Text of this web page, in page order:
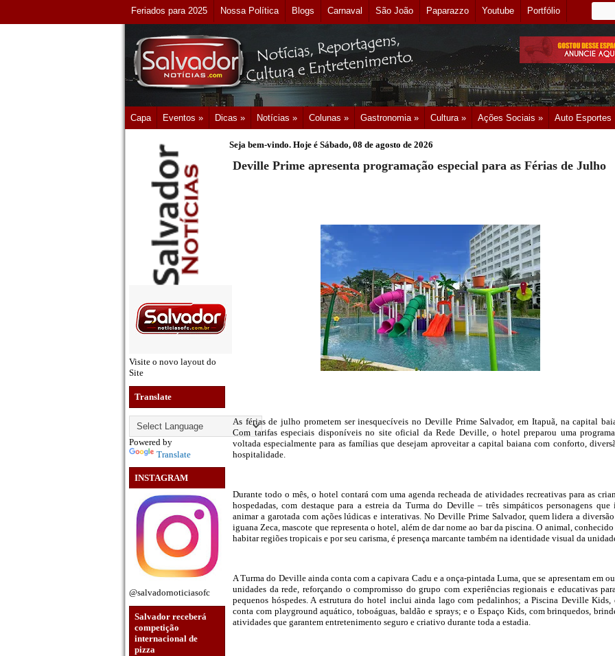
Feriados para 2025 Nossa Política Blogs Carnaval São João Paparazzo Youtube Portfólio
Capa Eventos » Dicas » Notícias » Colunas » Gastronomia » Cultura » Ações Sociais » Auto Esportes
Visite o novo layout do
Site
Translate
Powered by
Translate
INSTAGRAM
@salvadornoticiasofc
Salvador receberá
competição
internacional de
pizza
Seja bem-vindo. Hoje é Sábado, 08 de agosto de 2026
Deville Prime apresenta programação especial para as Férias de Julho
As férias de julho prometem ser inesquecíveis no Deville Prime Salvador, em Itapuã, na capital
Com tarifas especiais disponíveis no site oficial da Rede Deville, o hotel preparou uma
voltada especialmente para as famílias que desejam aproveitar a capital baiana com conforto,
hospitalidade.
Durante todo o mês, o hotel contará com uma agenda recheada de atividades recreativas para as
hospedadas, com destaque para a estreia da Turma do Deville – três simpáticos personagens que
animar a garotada com ações lúdicas e interativas. No Deville Prime Salvador, quem lidera a
iguana Zeca, mascote que representa o hotel, além de dar nome ao bar da piscina. O animal,
habitar regiões tropicais e por seu carisma, é presença marcante também na identidade visual da
A Turma do Deville ainda conta com a capivara Cadu e a onça-pintada Luma, que se apresentam em
unidades da rede, reforçando o compromisso do grupo com experiências regionais e educativas
pequenos hóspedes. A estrutura do hotel inclui ainda lago com pedalinhos; a Piscina Deville Kids,
conta com playground aquático, toboáguas, baldão e sprays; e o Espaço Kids, com brinquedos,
atividades que garantem entretenimento seguro e criativo durante toda a estadia.